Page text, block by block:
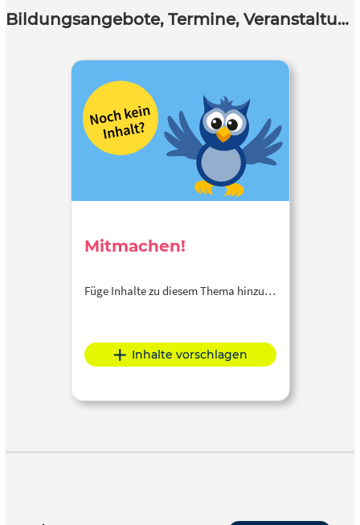
Bildungsangebote, Termine, Veranstaltungen
Mitmachen!
Füge Inhalte zu diesem Thema hinzu…
Inhalte vorschlagen